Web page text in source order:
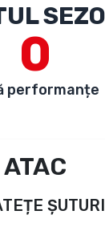
0
performanțe
ATAC
ȘUTURI